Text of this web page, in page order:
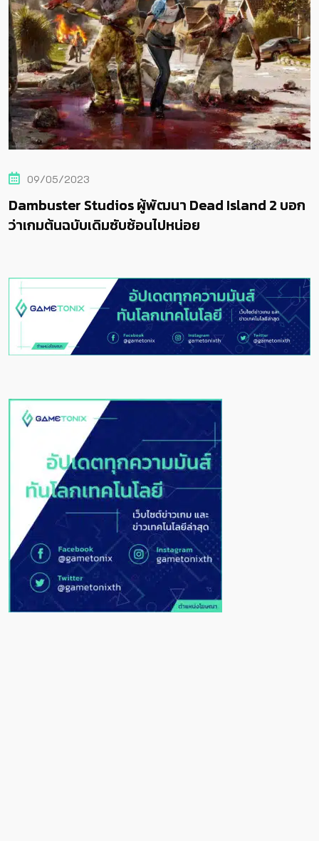
09/05/2023
Dambuster Studios ผู้พัฒนา Dead Island 2 บอก
ว่าเกมต้นฉบับเดิมซับซ้อนไปหน่อย